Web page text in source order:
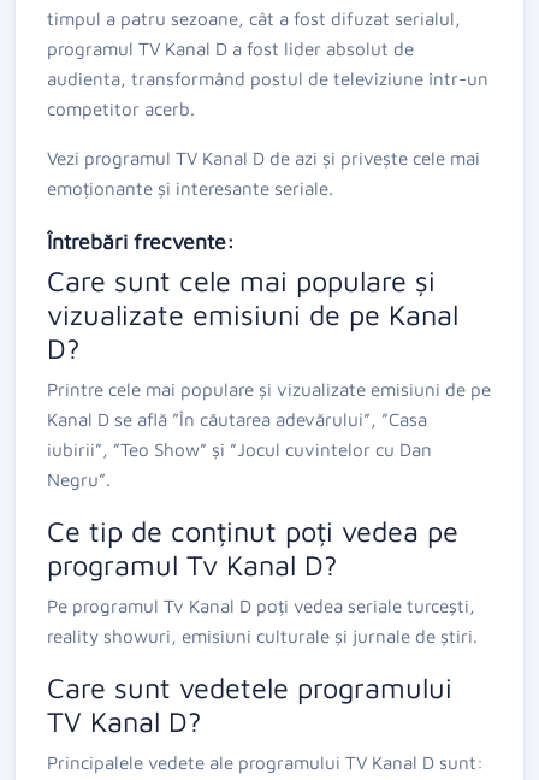
timpul a patru sezoane, cât a fost difuzat serialul,
programul TV Kanal D a fost lider absolut de
audienta, transformând postul de televiziune într-un
competitor acerb.
Vezi programul TV Kanal D de azi și privește cele mai
emoționante și interesante seriale.
Întrebări frecvente:
Care sunt cele mai populare și
vizualizate emisiuni de pe Kanal
D?
Printre cele mai populare și vizualizate emisiuni de pe
Kanal D se află ”În căutarea adevărului”, ”Casa
iubirii”, ”Teo Show” și ”Jocul cuvintelor cu Dan
Negru”.
Ce tip de conținut poți vedea pe
programul Tv Kanal D?
Pe programul Tv Kanal D poți vedea seriale turcești,
reality showuri, emisiuni culturale și jurnale de știri.
Care sunt vedetele programului
TV Kanal D?
Principalele vedete ale programului TV Kanal D sunt: